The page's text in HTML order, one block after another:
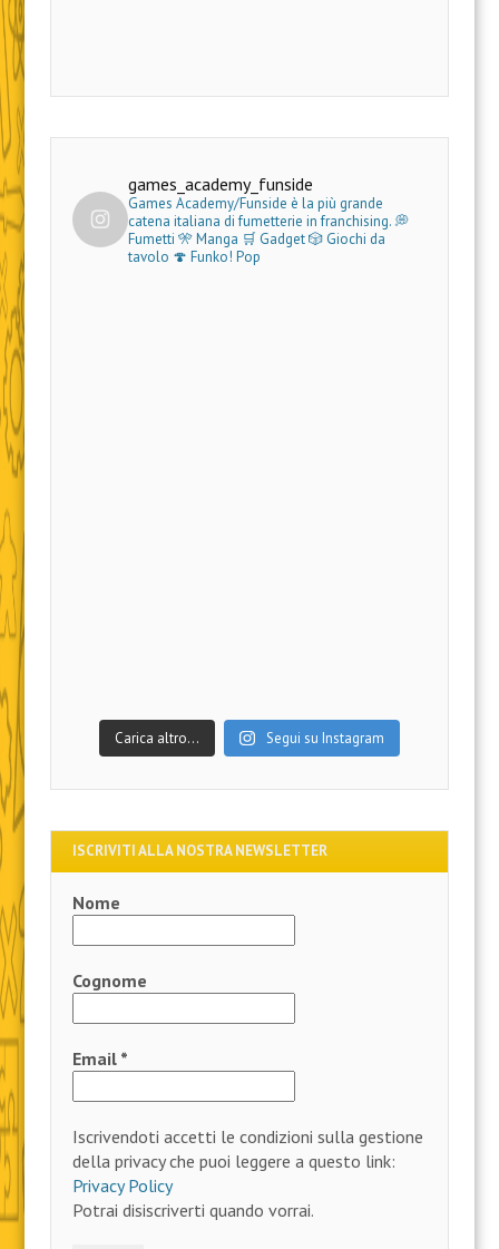
games_academy_funside
Games Academy/Funside è la più grande
catena italiana di fumetterie in franchising.💭
Fumetti 🎌 Manga 🛒 Gadget🎲 Giochi da
tavolo 🍄 Funko! Pop
Carica altro… Segui su Instagram
ISCRIVITI ALLA NOSTRA NEWSLETTER
Nome
Cognome
Email *
Iscrivendoti accetti le condizioni sulla gestione
della privacy che puoi leggere a questo link:
Privacy Policy
Potrai disiscriverti quando vorrai.